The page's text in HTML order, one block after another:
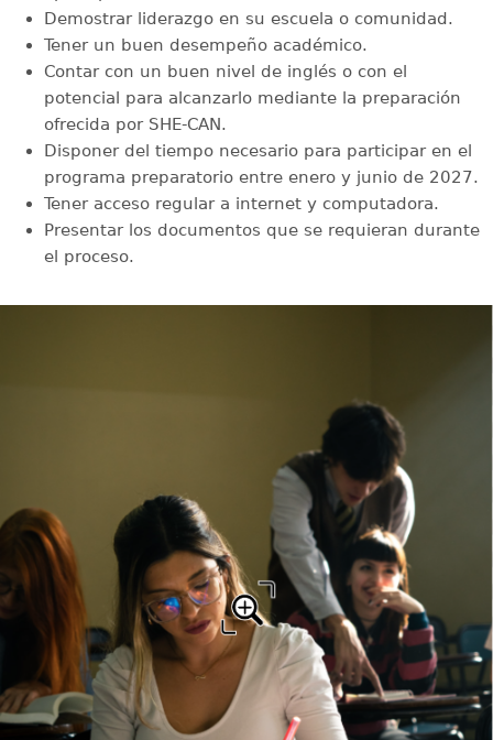
Demostrar liderazgo en su escuela o comunidad.
Tener un buen desempeño académico.
Contar con un buen nivel de inglés o con el
potencial para alcanzarlo mediante la preparación
ofrecida por SHE-CAN.
Disponer del tiempo necesario para participar en el
programa preparatorio entre enero y junio de 2027.
Tener acceso regular a internet y computadora.
Presentar los documentos que se requieran durante
el proceso.